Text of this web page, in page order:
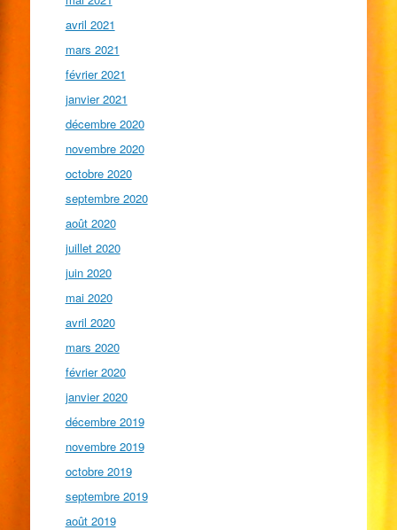
avril 2021
mars 2021
février 2021
janvier 2021
décembre 2020
novembre 2020
octobre 2020
septembre 2020
août 2020
juillet 2020
juin 2020
mai 2020
avril 2020
mars 2020
février 2020
janvier 2020
décembre 2019
novembre 2019
octobre 2019
septembre 2019
août 2019